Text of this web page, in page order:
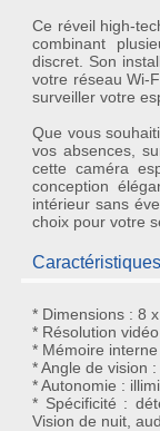
Ce réveil high-
combinant
discret. Son
votre réseau Wi-
surveiller votre
Que vous
vos absences,
cettecaméra
conception
intérieur sans
choix pour votre
Caractéristiques
* Dimensions : 8
* Résolution
* Mémoire
* Angle de vision :
* Autonomie :
* Spécificité :
Vision de nuit,